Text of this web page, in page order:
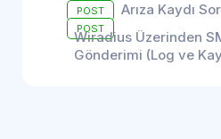
POST Arıza Kaydı
POST
Wiradius Üzerinden
Gönderimi (Log ve